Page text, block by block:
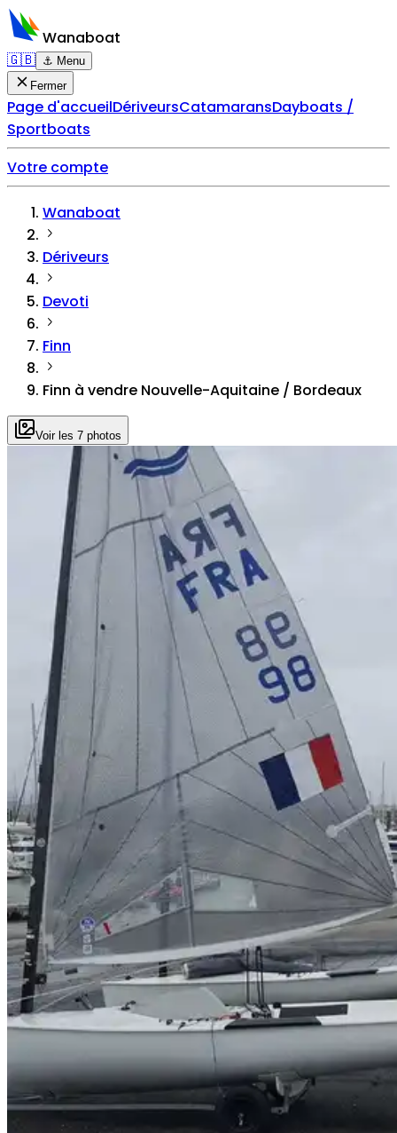
Wanaboat
🇬🇧 ⚓ Menu
Fermer
Page d'accueilDériveursCatamaransDayboats /
Sportboats
Votre compte
Wanaboat
Dériveurs
Devoti
Finn
Finn à vendre Nouvelle-Aquitaine / Bordeaux
Voir les 7 photos